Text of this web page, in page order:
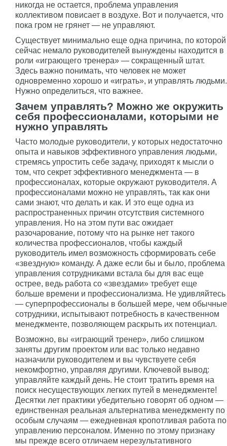
никогда не остается, проблема управления
коллективом повисает в воздухе. Вот и получается, что
пока гром не грянет — не управляют.
Существует минимально еще одна причина, по которой
сейчас немало руководителей вынуждены находится в
роли «играющего тренера» — сокращенный штат.
Здесь важно понимать, что человек не может
одновременно хорошо и «играть», и управлять людьми.
Нужно определиться, что важнее.
Зачем управлять? Можно же окружить
себя профессионалами, которыми не
нужно управлять
Часто молодые руководители, у которых недостаточно
опыта и навыков эффективного управления людьми,
стремясь упростить себе задачу, приходят к мысли о
том, что секрет эффективного менеджмента — в
профессионалах, которые окружают руководителя. А
профессионалами можно не управлять, так как они
сами знают, что делать и как. И это еще одна из
распространенных причин отсутствия системного
управления. Но на этом пути вас ожидает
разочарование, потому что на рынке нет такого
количества профессионалов, чтобы каждый
руководитель имел возможность сформировать себе
«звездную» команду. А даже если бы и было, проблема
управления сотрудниками встала бы для вас еще
острее, ведь работа со «звездами» требует еще
больше времени и профессионализма. Не удивляйтесь
— суперпрофессионалы в большей мере, чем обычные
сотрудники, испытывают потребность в качественном
менеджменте, позволяющем раскрыть их потенциал.
Возможно, вы «играющий тренер», либо слишком
заняты другим проектом или вас только недавно
назначили руководителем и вы чувствуете себя
некомфортно, управляя другими. Ключевой вывод:
управляйте каждый день. Не стоит тратить время на
поиск несуществующих легких путей в менеджменте!
Десятки лет практики убедительно говорят об одном —
единственная реальная альтернатива менеджменту по
особым случаям — ежедневная кропотливая работа по
управлению персоналом. Именно по этому признаку
мы прежде всего отличаем нерезультативного